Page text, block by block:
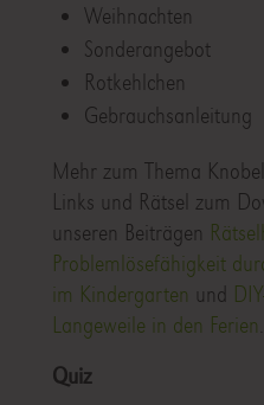
Weihnachten
Sonderangebot
Rotkehlchen
Gebrauchsanleitung
Mehr zum Thema
Links und Rätsel zum
unseren Beiträgen
Problemlösefähigkeit
im Kindergarten und
Langeweile in den Ferien
Quiz